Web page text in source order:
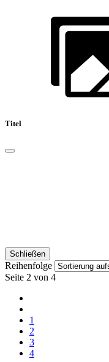
Titel
Schließen
Reihenfolge
Seite 2 von 4
1
2
3
4